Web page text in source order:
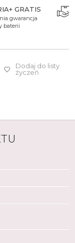
GRATIS
gwarancja
baterii
Dodaj do listy
życzeń